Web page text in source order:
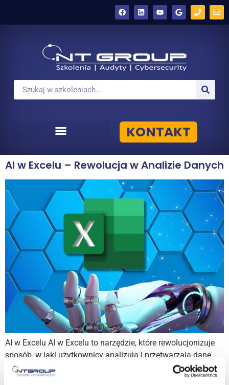
KONTAKT
AI w Excelu – Rewolucja w Analizie Danych
AI w Excelu AI w Excelu to narzędzie, które rewolucjonizuje
sposób, w jaki użytkownicy analizują i przetwarzają dane.
Dzięki sztucznej inteligencji w Excelu możliwe jest
automatyczne wykrywanie wzorców, tworzenie prognoz oraz